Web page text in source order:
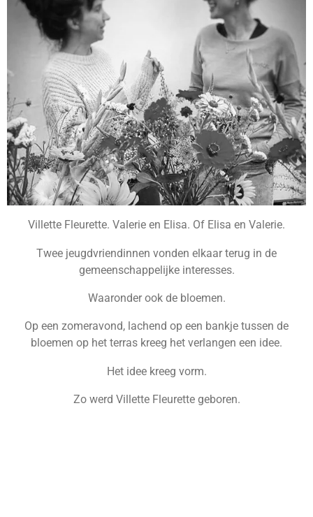
Villette Fleurette. Valerie en Elisa. Of Elisa en Valerie.
Twee jeugdvriendinnen vonden elkaar terug in de
gemeenschappelijke interesses.
Waaronder ook de bloemen.
Op een zomeravond, lachend op een bankje tussen de
bloemen op het terras kreeg het verlangen een idee.
Het idee kreeg vorm.
Zo werd Villette Fleurette geboren.